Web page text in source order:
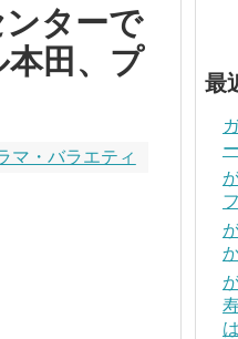
ターで
田、プ
マ・バラエティ
最